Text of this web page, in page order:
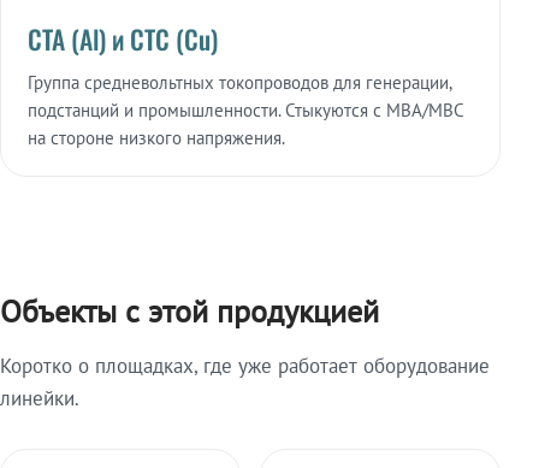
СТА (Al) и СТС (Cu)
Группа средневольтных токопроводов для генерации,
подстанций и промышленности. Стыкуются с МВА/МВС
на стороне низкого напряжения.
Объекты с этой продукцией
Коротко о площадках, где уже работает оборудование
линейки.